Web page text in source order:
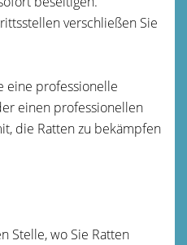
verschließen Sie
eine professionelle
einen professionellen
die Ratten zu bekämpfen
Stelle, wo Sie Ratten